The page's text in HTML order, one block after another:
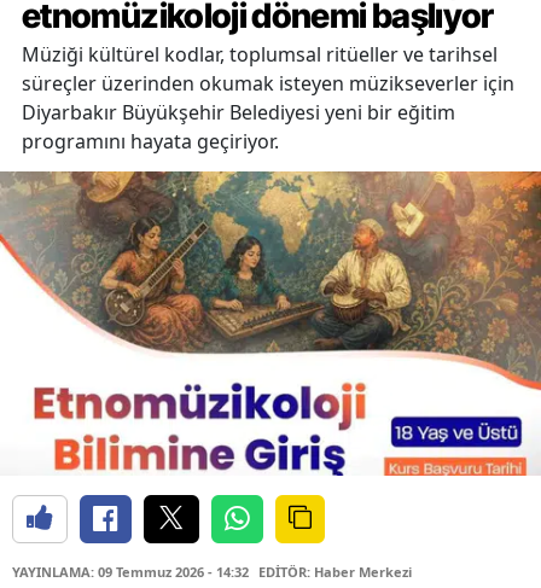
etnomüzikoloji dönemi başlıyor
Müziği kültürel kodlar, toplumsal ritüeller ve tarihsel
süreçler üzerinden okumak isteyen müzikseverler için
Diyarbakır Büyükşehir Belediyesi yeni bir eğitim
programını hayata geçiriyor.
YAYINLAMA: 09 Temmuz 2026 - 14:32 EDİTÖR: Haber Merkezi